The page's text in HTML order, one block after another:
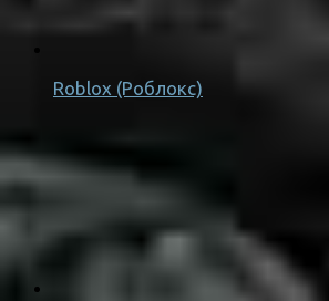
Roblox (Роблокс)